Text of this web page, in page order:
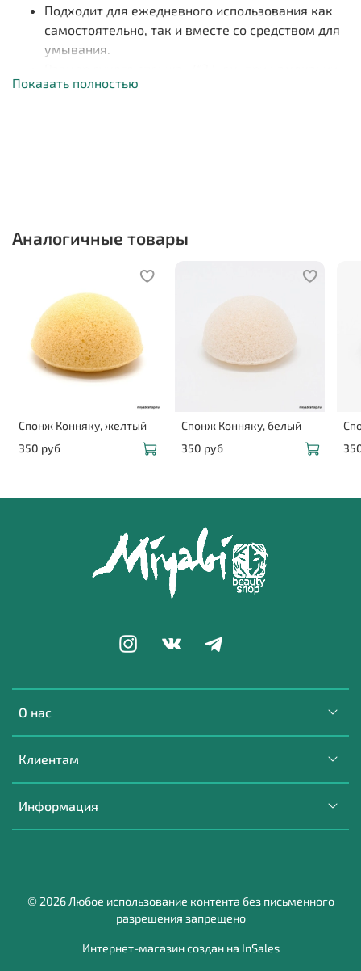
Подходит для ежедневного использования как
самостоятельно, так и вместе со средством для
умывания.
увеличивается.
Показать полностью
Аналогичные товары
Спонж Конняку, желтый
350 руб
Спонж Конняку, белый
350 руб
О нас
Клиентам
Информация
© 2026 Любое использование контента без письменного
разрешения запрещено
Интернет-магазин создан на InSales